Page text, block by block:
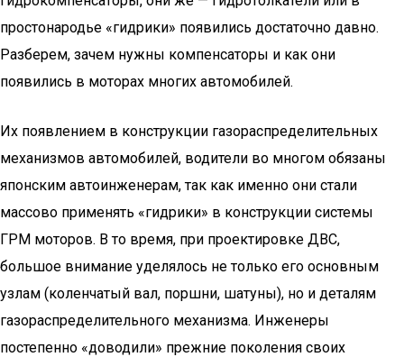
простонародье «гидрики» появились достаточно давно.
Разберем, зачем нужны компенсаторы и как они
появились в моторах многих автомобилей.
Их появлением в конструкции газораспределительных
механизмов автомобилей, водители во многом обязаны
японским автоинженерам, так как именно они стали
массово применять «гидрики» в конструкции системы
ГРМ моторов. В то время, при проектировке ДВС,
большое внимание уделялось не только его основным
узлам (коленчатый вал, поршни, шатуны), но и деталям
газораспределительного механизма. Инженеры
постепенно «доводили» прежние поколения своих